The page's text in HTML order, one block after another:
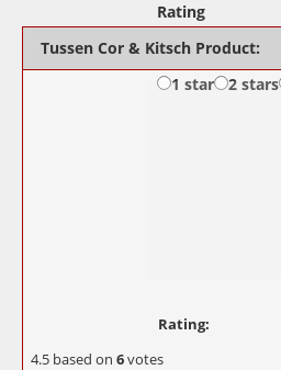
Tussen Cor & Kitsch Product:
Rating
1 star 2 stars
Rating:
4.5based on 6votes